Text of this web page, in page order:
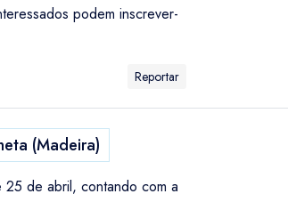
podem inscrever-
Reportar
(Madeira)
de abril, contando com a